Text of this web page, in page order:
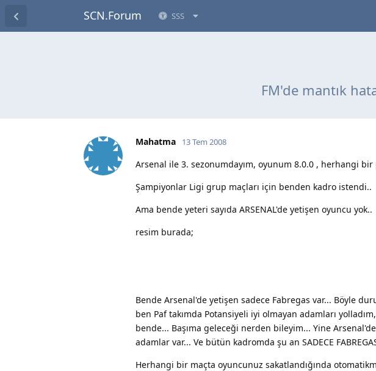
SCN.Forum SSS
FM'de mantık
Mahatma 13 Tem 2008
Arsenal ile 3. sezonumdayım, oyunum 8.0.0 , herhangi
Şampiyonlar Ligi grup maçları için benden kadro istendi..
Ama bende yeteri sayıda ARSENAL'de yetişen oyuncu yok..
resim burada;
Bende Arsenal'de yetişen sadece Fabregas var... Böyle
ben Paf takımda Potansiyeli iyi olmayan adamları
bende... Başıma geleceği nerden bileyim... Yine
adamlar var... Ve bütün kadromda şu an SADECE
Herhangi bir maçta oyuncunuz sakatlandığında